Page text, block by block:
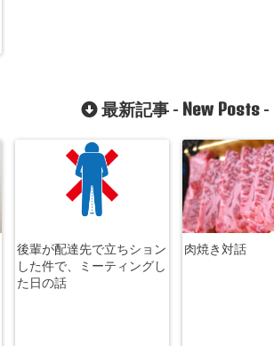
最新記事 - New Posts -
後輩が配達先で立ちション
した件で、ミーティングし
た日の話
肉焼き対話